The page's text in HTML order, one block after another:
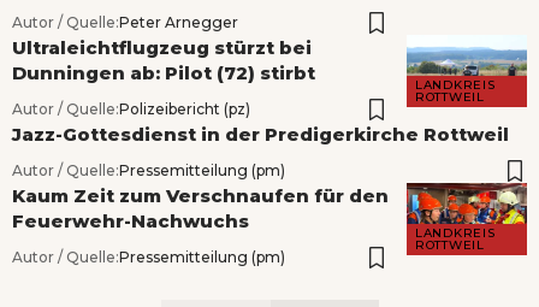
Autor / Quelle:Peter Arnegger
LANDKREIS
ROTTWEIL
Ultraleichtflugzeug stürzt bei
Dunningen ab: Pilot (72) stirbt
Autor / Quelle:Polizeibericht (pz)
Jazz-Gottesdienst in der Predigerkirche Rottweil
Autor / Quelle:Pressemitteilung (pm)
LANDKREIS
ROTTWEIL
Kaum Zeit zum Verschnaufen für den
Feuerwehr-Nachwuchs
Autor / Quelle:Pressemitteilung (pm)